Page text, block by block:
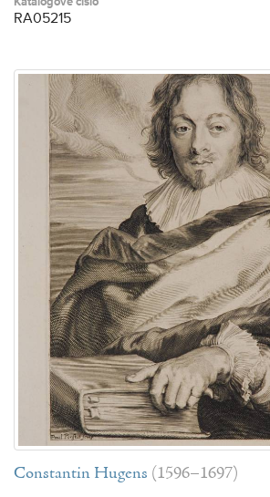
RA05215
Constantin Hugens (1596–1697)